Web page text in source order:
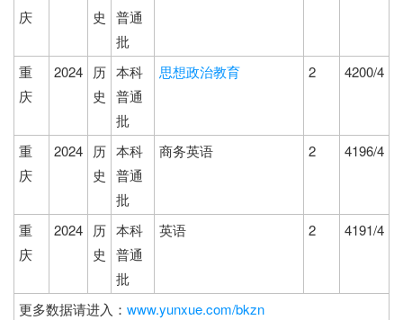
庆
史
普通
批
重
庆
2024 历
史
本科
普通
批
思想政治教育 2 4200/4
重
庆
2024 历
史
本科
普通
批
商务英语 2 4196/4
重
庆
2024 历
史
本科
普通
批
英语 2 4191/4
更多数据请进入： www.yunxue.com/bkzn